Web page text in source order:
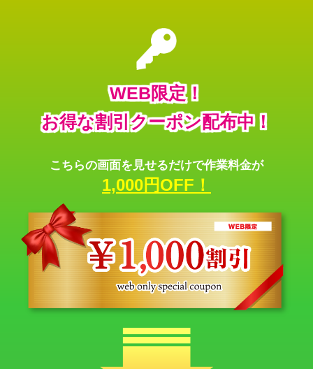
WEB限定！
お得な割引クーポン配布中！
こちらの画面を見せるだけで作業料金が
1,000円OFF！